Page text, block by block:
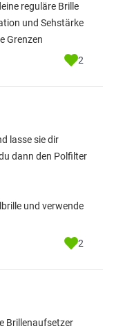
reguläre Brille
und Sehstärke
Grenzen
2
lasse sie dir
dann den Polfilter
und verwende
2
Brillenaufsetzer